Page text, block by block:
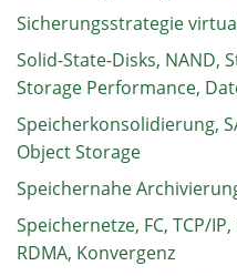
Sicherungsstrategie
Solid-State-Disks, NAND,
Storage Performance,
Speicherkonsolidierung,
Object Storage
Speichernahe
Speichernetze, FC, TCP/
RDMA, Konvergenz